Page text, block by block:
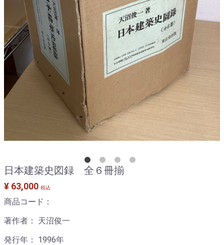
日本建築史図録 全６冊揃
¥ 63,000 税込
商品コード：
著作者： 天沼俊一
発行年： 1996年